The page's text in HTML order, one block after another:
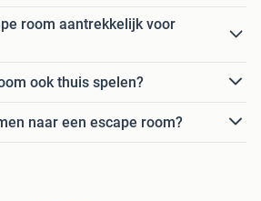
room aantrekkelijk voor
ook thuis spelen?
naar een escape room?